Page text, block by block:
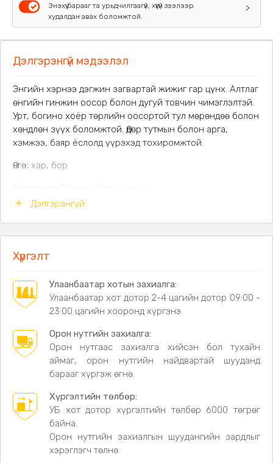
Энэхүү барааг та урьдчилгаагүй, хүүгүй зээлээр
худалдан авах боломжтой.
>
Дэлгэрэнгүй мэдээлэл
Энгийн хэрнээ дэгжин загвартай жижиг гар цүнх. Алтлаг
өнгийн гинжин оосор болон дугуй товчин чимэглэлтэй.
Урт, богино хоёр төрлийн оосортой тул мөрөндөө болон
хөндлөн зүүх боломжтой. Өдөр тутмын болон арга,
хэмжээ, баяр ёслолд үүрэхэд тохиромжтой.
Өнгө: хар, бор
Хэмжээ:Өргөн: 22 см, Өндөр: 12 см, Зузаан: 8 см
Дэлгэрэнгүй
Хүргэлт
Улаанбаатар хотын захиалга:
Улаанбаатар хот дотор 2-4 цагийн дотор 09:00 -
23:00 цагийн хооронд хүргэнэ.
Орон нутгийн захиалга:
Орон нутгаас захиалга хийсэн бол тухайн
аймаг, орон нутгийн найдвартай шууданд
барааг хүргэж өгнө.
Хүргэлтийн төлбөр:
УБ хот дотор хүргэлтийн төлбөр 6000 төгрөг
байна.
Орон нутгийн захиалгын шуудангийн зардлыг
хэрэглэгч төлнө.